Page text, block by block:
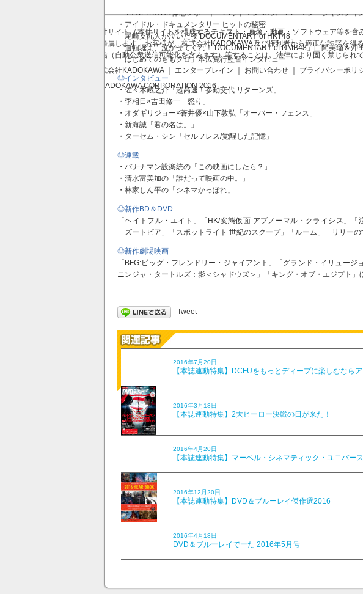
本件サイト（本件サイトを構成するテキスト・画像・動画・ソフトウェア等を
に帰属します。お客様が、株式会社KADOKAWA及び権利者から適正な許諾を
送信（自動公衆送信可能化を含みます）等することは、法律により固く禁じられて
株式会社KADOKAWA ｜ エンターブレイン ｜ お問い合わせ ｜ プライバシーポリ
© KADOKAWA CORPORATION 2016
・4K ULTRA HD体感レポート「バットマン vs スーパーマン ジャスティ
・アイドル・ドキュメンタリー ヒットの秘密
「尾崎支配人が泣いた夜 DOCUMENTARY of HKT48」
「道頓堀よ、泣かせてくれ！ DOCUMENTARY of NMB48」白間美瑠＆沖
「はじめてのももクロ」本広克行監督インタビュー
◎インタビュー
・佐々木蔵之介「超高速！参勤交代 リターンズ」
・李相日×吉田修一「怒り」
・オダギリジョー×蒼井優×山下敦弘「オーバー・フェンス」
・新海誠「君の名は。」
・ターセム・シン「セルフレス/覚醒した記憶」
◎連載
・バナナマン設楽統の「この映画にしたら？」
・清水富美加の「誰だって映画の中。」
・林家しん平の「シネマかっぽれ」
◎新作BD＆DVD
「ヘイトフル・エイト」「HK/変態仮面 アブノーマル・クライシス」
「ズートピア」「スポットライト 世紀のスクープ」「ルーム」「リリー
◎新作劇場映画
「BFG:ビッグ・フレンドリー・ジャイアント」「グランド・イリュージ
ニンジャ・タートルズ：影＜シャドウズ＞」「キング・オブ・エジプト」
Tweet
2016年7月20日
【本誌連動特集】DCFUをもっとディープに楽しむなら
2016年3月18日
【本誌連動特集】2大ヒーロー決戦の日が来た！
2016年4月20日
【本誌連動特集】マーベル・シネマティック・ユニバー
2016年12月20日
【本誌連動特集】DVD＆ブルーレイ傑作選2016
2016年4月18日
DVD＆ブルーレイでーた 2016年5月号